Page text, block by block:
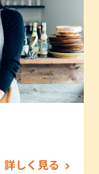
詳しく見る